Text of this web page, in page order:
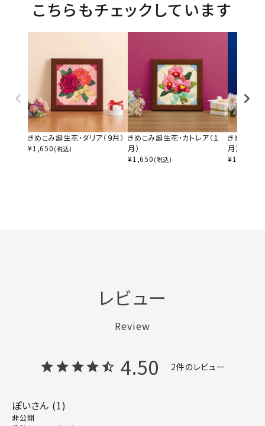
こちらもチェックしています
きめこみ誕生花・ダリア（９月）
¥1,650 (税込)
きめこみ誕生花・カトレア（１
月）
¥1,650 (税込)
きめこみ誕
月）
¥1,650
レビュー
Review
4.50 2
ぽい 1
非公開